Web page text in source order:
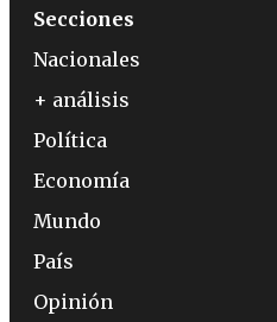
Secciones
Nacionales
+ análisis
Política
Economía
Mundo
País
Opinión